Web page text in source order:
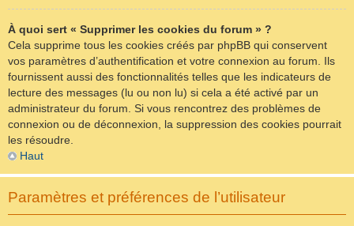
À quoi sert « Supprimer les cookies du forum » ?
Cela supprime tous les cookies créés par phpBB qui conservent
vos paramètres d’authentification et votre connexion au forum. Ils
fournissent aussi des fonctionnalités telles que les indicateurs de
lecture des messages (lu ou non lu) si cela a été activé par un
administrateur du forum. Si vous rencontrez des problèmes de
connexion ou de déconnexion, la suppression des cookies pourrait
les résoudre.
Haut
Paramètres et préférences de l’utilisateur